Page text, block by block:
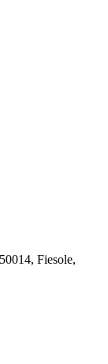
Fiesole,